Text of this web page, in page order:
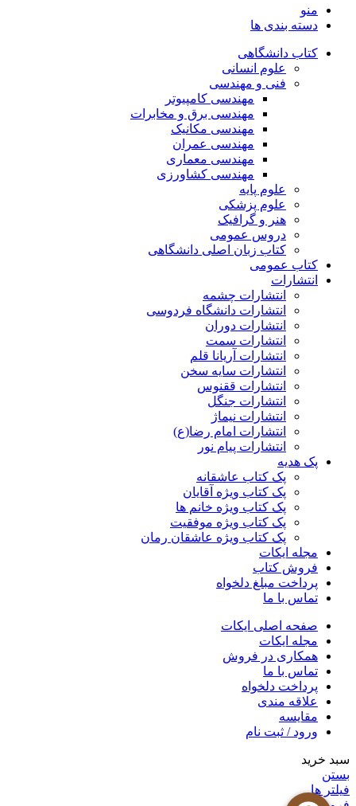
منو
دسته بندی ها
کتاب دانشگاهی
علوم انسانی
فنی و مهندسی
مهندسی کامپیوتر
مهندسی برق و مخابرات
مهندسی مکانیک
مهندسی عمران
مهندسی معماری
مهندسی کشاورزی
علوم پایه
علوم پزشکی
هنر و گرافیک
دروس عمومی
کتاب زبان اصلی دانشگاهی
کتاب عمومی
انتشارات
انتشارات چشمه
انتشارات دانشگاه فردوسی
انتشارات دوران
انتشارات سمت
انتشارات آریانا قلم
انتشارات سایه سخن
انتشارات ققنوس
انتشارات جنگل
انتشارات نیماژ
انتشارات امام رضا(ع)
انتشارات پیام نور
پک هدیه
پک کتاب عاشقانه
پک کتاب ویژه آقایان
پک کتاب ویژه خانم ها
پک کتاب ویژه موفقیت
پک کتاب ویژه عاشقان رمان
مجله ایکات
فروش کتاب
پرداخت مبلغ دلخواه
تماس با ما
صفحه اصلی ایکات
مجله ایکات
همکاری در فروش
تماس با ما
پرداخت دلخواه
علاقه مندی
مقايسه
ورود / ثبت نام
سبد خرید
بستن
فیلتر ها